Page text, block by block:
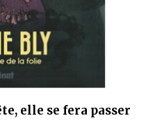
elle se fera passer